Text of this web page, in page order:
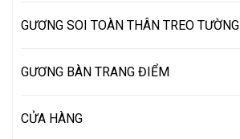
GƯƠNG SOI TOÀN THÂN TREO TƯỜNG
GƯƠNG BÀN TRANG ĐIỂM
CỬA HÀNG